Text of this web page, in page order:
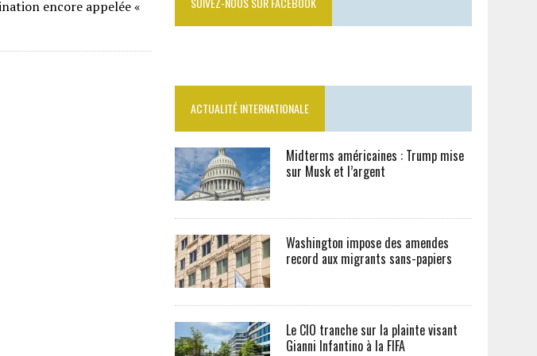
encore appelée «
ACTUALITÉ INTERNATIONALE
Midterms américaines : Trump mise
sur Musk et l’argent
Washington impose des amendes
record aux migrants sans-papiers
Le CIO tranche sur la plainte visant
Gianni Infantino à la FIFA